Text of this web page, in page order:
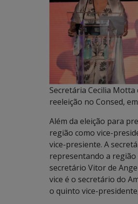
Secretária Cecilia
reeleição no Consed,
Além da eleição para
região como vice-
vice-presiente. A
representando a região
secretário Vitor de
vice é o secretário do
o quinto vice-